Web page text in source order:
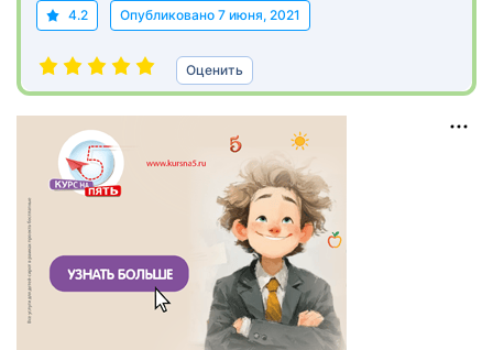
4.2 Опубликовано 7 июня, 2021
Оценить